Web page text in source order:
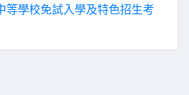
等學校免試入學及特色招生考